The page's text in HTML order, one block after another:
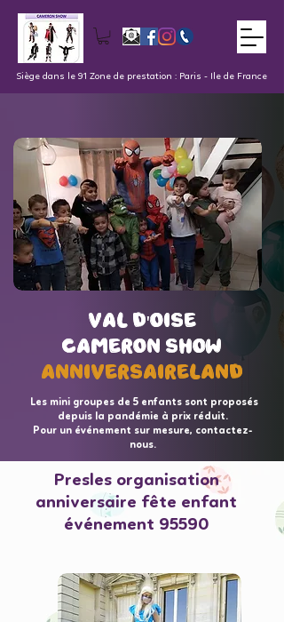
Siège dans le 91 Zone de prestation : Paris - Ile de France
val d'oise
Cameron Show
AnniversaireLand
val d'oise
Cameron Show
AnniversaireLand
Les mini groupes de 5 enfants sont proposés
depuis la pandémie à prix réduit.
Pour un événement sur mesure, contactez-
nous.
Presles organisation
anniversaire fête enfant
événement 95590